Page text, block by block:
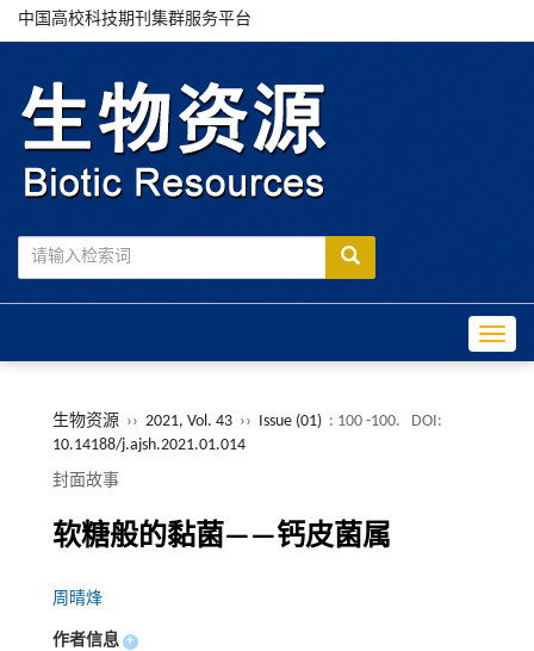
中国高校科技期刊集群服务平台
生物资源 ›› 2021, Vol. 43 ›› Issue (01) : 100 -100.
DOI:
10.14188/j.ajsh.2021.01.014
封面故事
软糖般的黏菌——钙皮菌属
周晴烽
作者信息 +